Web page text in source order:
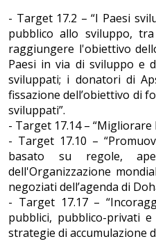
- Target 17.2 – “I Paesi
pubblico allo sviluppo,
raggiungere l'obiettivo
Paesi in via di sviluppo e
sviluppati; i donatori di
fissazione dell’obiettivo di
sviluppati”.
- Target 17.14 –
- Target 17.10 –
basato su regole,
dell'Organizzazione
negoziati dell’agenda di
- Target 17.17 –
pubblici, pubblico-privati
strategie di accumulazione